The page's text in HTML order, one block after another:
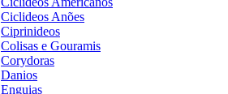
Ciclideos Anões
Ciprinideos
Colisas e Gouramis
Corydoras
Danios
Enguias